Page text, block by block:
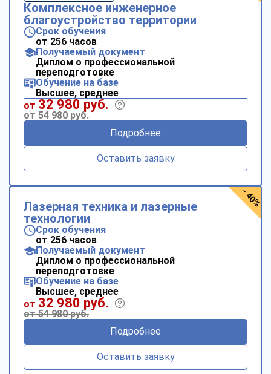
Комплексное инженерное
благоустройство территории
Срок обучения
от 256 часов
Получаемый документ
Диплом о профессиональной
переподготовке
Обучение на базе
Высшее, среднее
от 32 980 руб.
от 54 980 руб.
Подробнее
Оставить заявку
Лазерная техника и лазерные
технологии
Срок обучения
от 256 часов
Получаемый документ
Диплом о профессиональной
переподготовке
Обучение на базе
Высшее, среднее
от 32 980 руб.
от 54 980 руб.
Подробнее
Оставить заявку
- 40%